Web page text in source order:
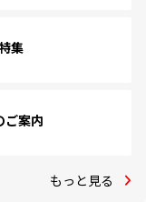
集
ご案内
もっと見る